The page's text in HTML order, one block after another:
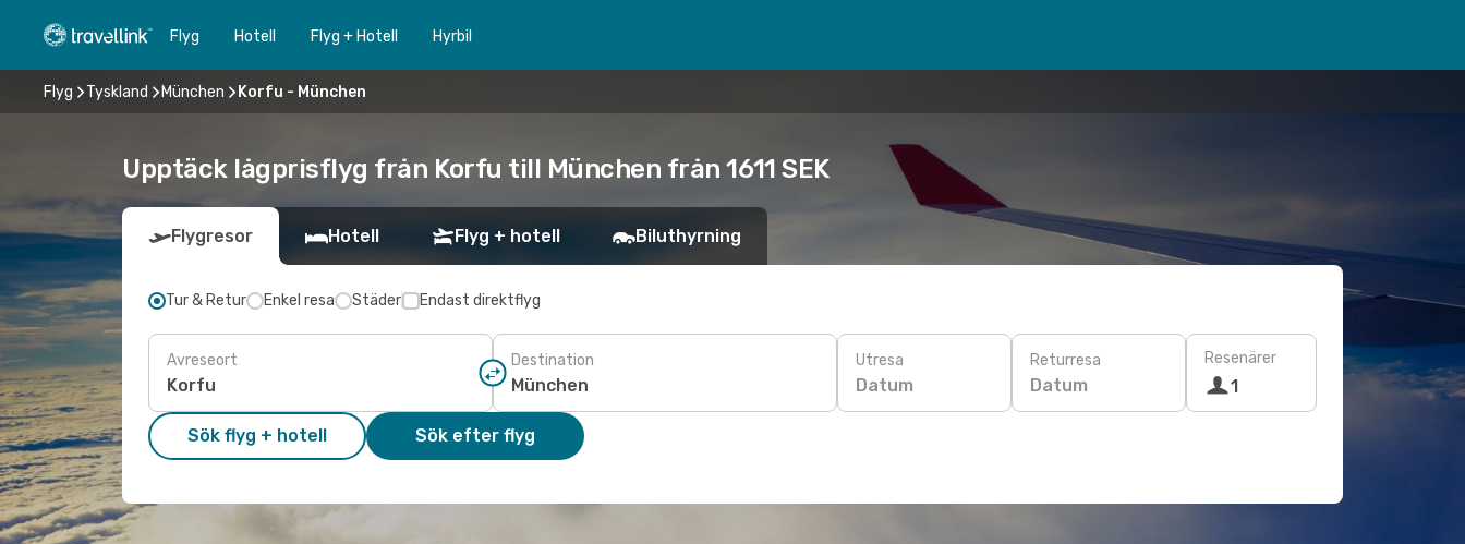
Flyg Hotell Flyg + Hotell Hyrbil
Flyg Tyskland München Korfu - München
Upptäck lågprisflyg från Korfu till München från 1611 SEK
Flygresor Hotell Flyg + hotell Biluthyrning
Tur & Retur Enkel resa Städer Endast direktflyg
Avreseort Destination Utresa
Datum
Returresa
Datum
Resenärer
1
Sök flyg + hotell Sök efter flyg